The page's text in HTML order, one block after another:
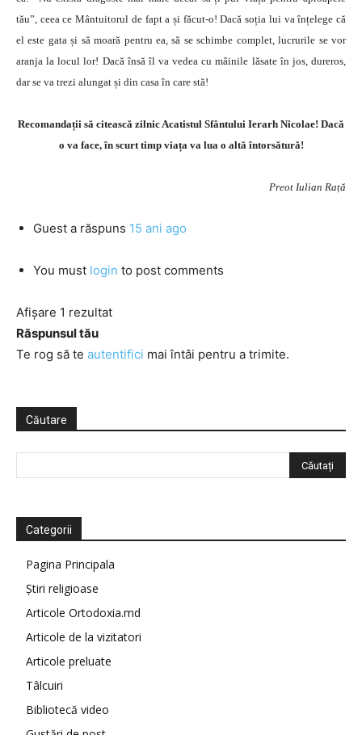
tău”, ceea ce Mântuitorul de fapt a și făcut-o! Dacă soția lui va înțelege că
el este gata și să moară pentru ea, să se schimbe complet, lucrurile se vor
aranja la locul lor! Dacă însă îl va vedea cu mâinile lăsate în jos, dureros,
dar se va trezi alungat și din casa în care stă!
Recomandații să citească zilnic Acatistul Sfântului Ierarh Nicolae! Dacă
o va face, în scurt timp viața va lua o altă întorsătură!
Preot Iulian Rață
Guest a răspuns 15 ani ago
You must login to post comments
Afișare 1 rezultat
Răspunsul tău
Te rog să te autentifici mai întâi pentru a trimite.
Căutare
Categorii
Pagina Principala
Știri religioase
Articole Ortodoxia.md
Articole de la vizitatori
Articole preluate
Tâlcuiri
Bibliotecă video